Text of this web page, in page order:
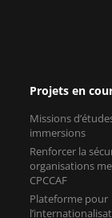
CPCCAF
entreprises
Programme «
Compétitivité
Consulaires »